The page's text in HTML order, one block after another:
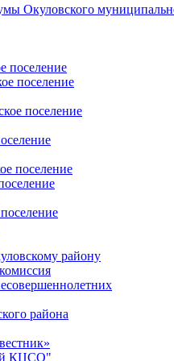
Окуловского
поселение
поселение
поселение
поселение
району
района
КЦСО"